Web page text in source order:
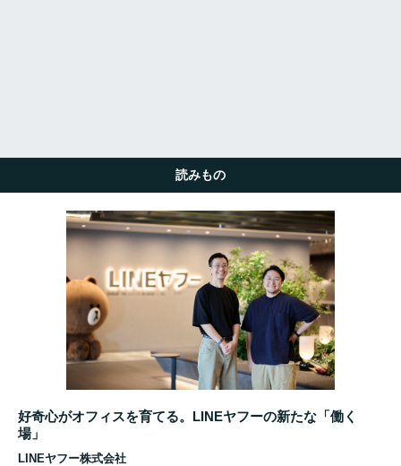
読みもの
好奇心がオフィスを育てる。LINEヤフーの新たな「働く
場」
LINEヤフー株式会社